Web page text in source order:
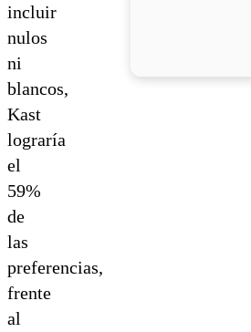
incluir
nulos
ni
blancos,
Kast
lograría
el
59%
de
las
preferencias,
frente
al